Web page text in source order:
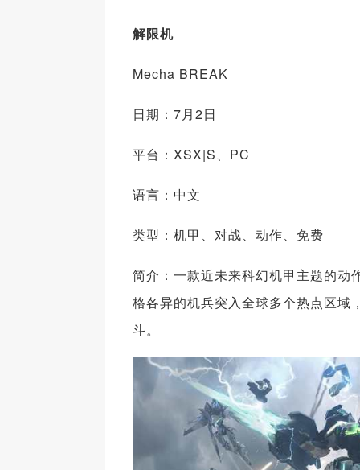
解限机
Mecha BREAK
日期：7月2日
平台：XSX|S、PC
语言：中文
类型：机甲、对战、动作、免费
简介：一款近未来科幻机甲主题的动
格各异的机兵突入全球多个热点区域
斗。